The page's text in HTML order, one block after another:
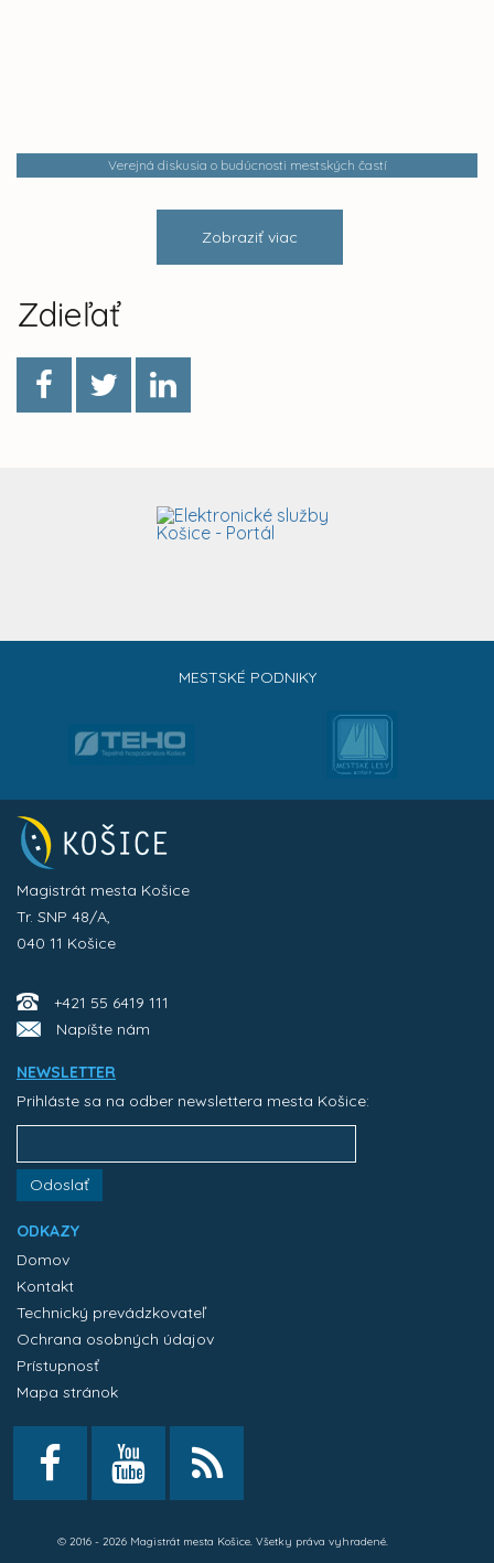
Verejná diskusia o budúcnosti mestských častí
Zobraziť viac
Zdieľať
MESTSKÉ PODNIKY
Magistrát mesta Košice
Tr. SNP 48/A,
040 11 Košice
+421 55 6419 111
Napíšte nám
NEWSLETTER
Prihláste sa na odber newslettera mesta Košice:
Odoslať
ODKAZY
Domov
Kontakt
Technický prevádzkovateľ
Ochrana osobných údajov
Prístupnosť
Mapa stránok
© 2016 - 2026 Magistrát mesta Košice. Všetky práva vyhradené.